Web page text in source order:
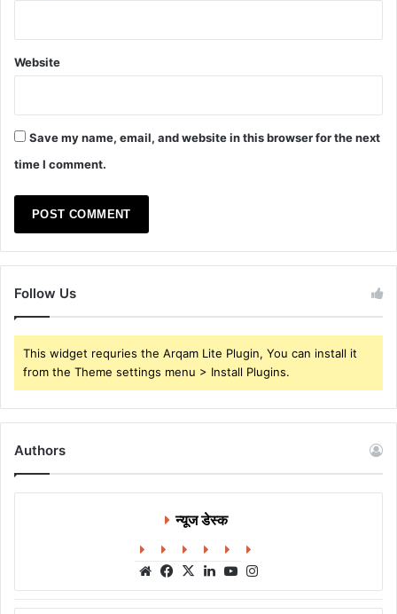
Website
Save my name, email, and website in this browser for the next
time I comment.
Follow Us
This widget requries the Arqam Lite Plugin, You can install it
from the Theme settings menu > Install Plugins.
Authors
न्यूज डेस्क
WebsiteFacebook
X LinkedInYouTube